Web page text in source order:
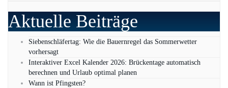
Aktuelle Beiträge
Siebenschläfertag: Wie die Bauernregel das Sommerwetter
vorhersagt
Interaktiver Excel Kalender 2026: Brückentage automatisch
berechnen und Urlaub optimal planen
Wann ist Pfingsten?